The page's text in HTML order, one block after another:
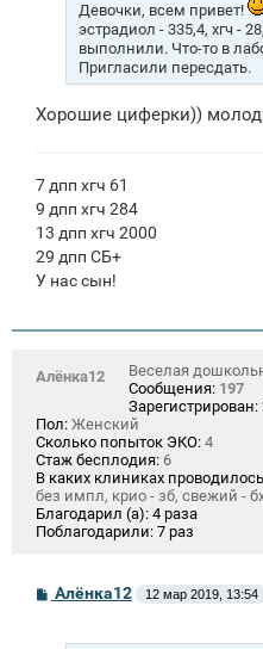
Девочки, всем привет!
эстрадиол - 335,4, хгч -
выполнили. Что-то в
Пригласили пересдать.
Хорошие циферки))
7 дпп хгч 61
9 дпп хгч 284
13 дпп хгч 2000
29 дпп СБ+
У нас сын!
Алёнка12
Веселая
Сообщения: 197
Зарегистрирован:
Пол: Женский
Сколько попыток ЭКО: 4
Стаж бесплодия: 6
В каких клиниках
без импл, крио - зб, свежий -
Благодарил (а): 4 раза
Поблагодарили: 7 раз
С
о
Алёнка12 12 мар 2019, 13:54